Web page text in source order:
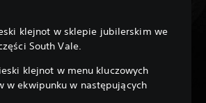
klejnot w sklepie jubilerskim we
South Vale.
klejnot w menu kluczowych
w ekwipunku w następujących